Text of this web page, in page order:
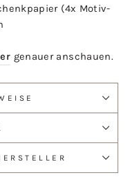
(4x Motiv-
genauer anschauen.